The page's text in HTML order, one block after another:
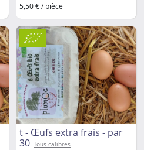
5,50 € / pièce
t - Œufs extra frais - par
30 Tous calibres